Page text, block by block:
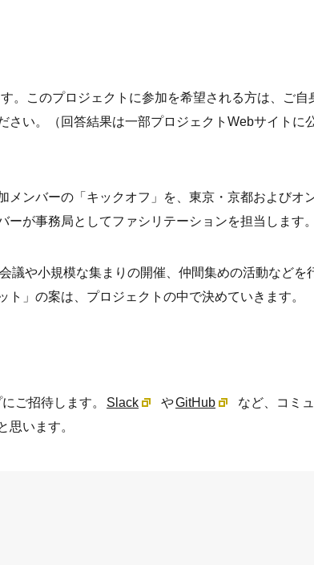
。このプロジェクトに参加を希望される方は、ご自
さい。（回答結果は一部プロジェクトWebサイトに
ンバーの「キックオフ」を、東京・京都およびオ
ーが事務局としてファシリテーションを担当します
議や小規模な集まりの開催、仲間集めの活動などを
」の案は、プロジェクトの中で決めていきます。
ご招待します。 Slack やGitHub
など、コミ
思います。